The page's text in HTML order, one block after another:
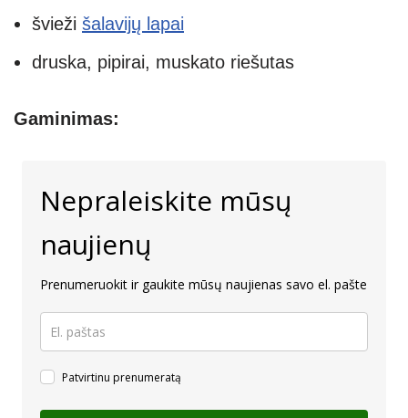
švieži šalavijų lapai
druska, pipirai, muskato riešutas
Gaminimas:
Nepraleiskite mūsų
naujienų
Prenumeruokit ir gaukite mūsų naujienas savo el. pašte
Patvirtinu prenumeratą